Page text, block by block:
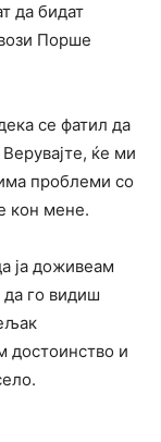
да бидат
Порше
се фатил да
ќе ми
проблеми со
кон мене.
ја доживеам
да го видиш
достоинство и